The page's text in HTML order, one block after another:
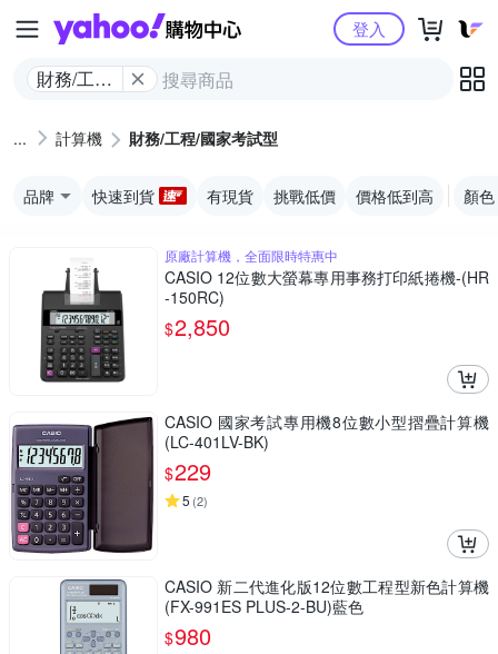
Yahoo購物中心
財務/工程/
型
登入
計算機 財務/工程/國家考試型
品牌 快速到貨 有現貨 挑戰低價 價格低到高 顏色
原廠計算機，全面限時特惠中
CASIO 12位數大螢幕專用事務打印紙捲機-(HR
-150RC)
$2,850
CASIO 國家考試專用機8位數小型摺疊計算機
(LC-401LV-BK)
$229
5 (2)
CASIO 新二代進化版12位數工程型新色計算機
(FX-991ES PLUS-2-BU)藍色
$980